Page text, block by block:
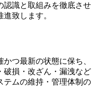
認識と取組みを徹底させ
致します。
つ最新の状態に保ち、
破損・改ざん・漏洩など
テムの維持・管理体制の